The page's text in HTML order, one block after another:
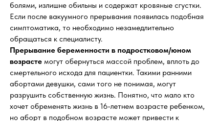
болями, излишне обильны и содержат кровяные сгустки.
Если после вакуумного прерывания появилась подобная
симптоматика, то необходимо незамедлительно
обращаться к специалисту.
Прерывание беременности в подростковом/юном
возрасте могут обернуться массой проблем, вплоть до
смертельного исхода для пациентки. Такими ранними
абортами девушки, сами того не понимая, могут
разрушить собственную жизнь. Понятно, что мало кто
хочет обременять жизнь в 16-летнем возрасте ребенком,
но аборт в подобном возрасте может привести к